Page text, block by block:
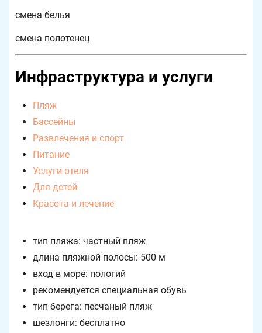
смена белья
смена полотенец
Инфраструктура и услуги
Пляж
Бассейны
Развлечения и спорт
Питание
Услуги отеля
Для детей
Красота и лечение
тип пляжа: частный пляж
длина пляжной полосы: 500 м
вход в море: пологий
рекомендуется специальная обувь
тип берега: песчаный пляж
шезлонги: бесплатно